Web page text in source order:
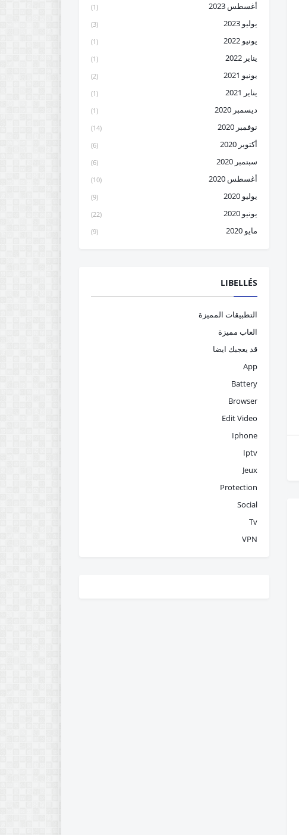
أغسطس 2023 (1)
يوليو 2023 (3)
يونيو 2022 (1)
يناير 2022 (1)
يونيو 2021 (2)
يناير 2021 (1)
ديسمبر 2020 (1)
نوفمبر 2020 (14)
أكتوبر 2020 (6)
سبتمبر 2020 (6)
أغسطس 2020 (10)
يوليو 2020 (9)
يونيو 2020 (22)
مايو 2020 (9)
LIBELLÉS
التطبيقات المميزة
العاب مميزة
قد يعجبك ايضا
App
Battery
Browser
Edit Video
Iphone
Iptv
Jeux
Protection
Social
Tv
VPN